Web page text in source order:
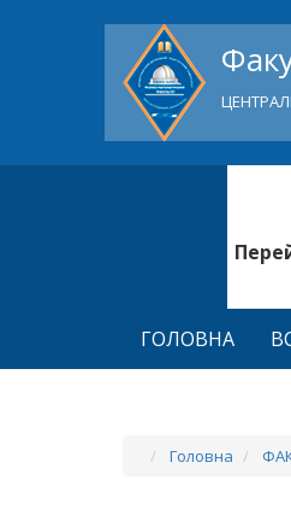
ГОЛОВНА
Головна